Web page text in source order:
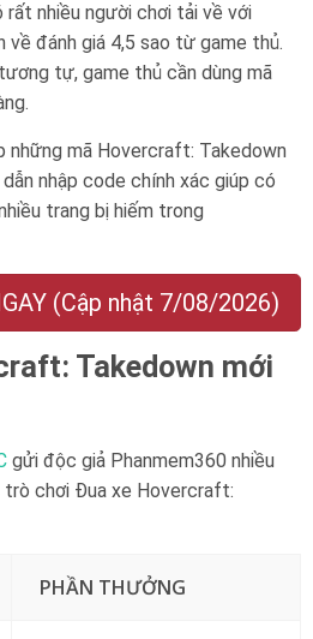
nhiều người chơi tải về với
về đánh giá 4,5 sao từ game thủ.
tự, game thủ cần dùng mã
những mã Hovercraft: Takedown
nhập code chính xác giúp có
trang bị hiếm trong
(Cập nhật 7/08/2026)
Takedown mới
gửi độc giả Phanmem360 nhiều
chơi Đua xe Hovercraft:
PHẦN THƯỞNG